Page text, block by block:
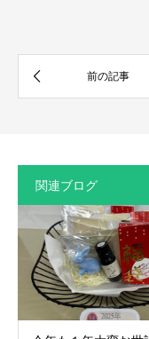
関連ブログ